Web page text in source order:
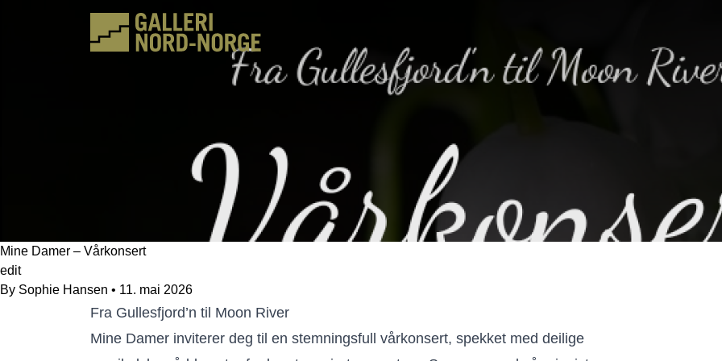
Mine Damer – Vårkonsert
edit
By Sophie Hansen • 11. mai 2026
Fra Gullesfjord’n til Moon River
Mine Damer inviterer deg til en stemningsfull vårkonsert, spekket med deilige